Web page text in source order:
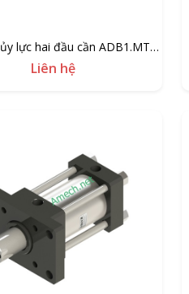
lực hai đầu cần ADB1.MT4-
TS
Liên hệ